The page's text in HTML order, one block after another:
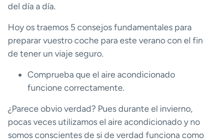
del día a día.
Hoy os traemos 5 consejos fundamentales para
preparar vuestro coche para este verano con el fin
de tener un viaje seguro.
Comprueba que el aire acondicionado
funcione correctamente.
¿Parece obvio verdad? Pues durante el invierno,
pocas veces utilizamos el aire acondicionado y no
somos conscientes de si de verdad funciona como